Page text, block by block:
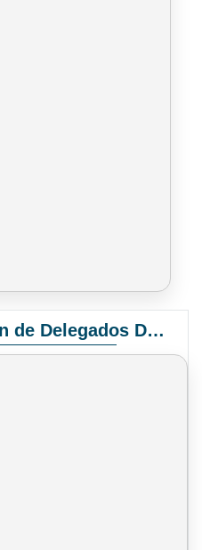
Convocatoria Elección de Delegados Docentes para el XIV Congreso Nacional de Universidades